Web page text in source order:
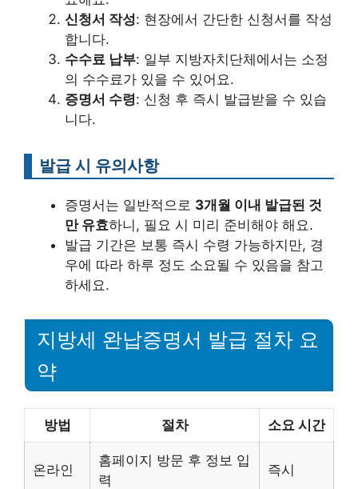
신청서 작성: 현장에서 간단한 신청서를 작성
합니다.
수수료 납부: 일부 지방자치단체에서는 소정
의 수수료가 있을 수 있어요.
증명서 수령: 신청 후 즉시 발급받을 수 있습
니다.
발급 시 유의사항
증명서는 일반적으로 3개월 이내 발급된 것
만 유효하니, 필요 시 미리 준비해야 해요.
발급 기간은 보통 즉시 수령 가능하지만, 경
우에 따라 하루 정도 소요될 수 있음을 참고
하세요.
지방세 완납증명서 발급 절차 요
약
방법 절차 소요 시간
온라인
홈페이지 방문 후 정보 입
력
즉시